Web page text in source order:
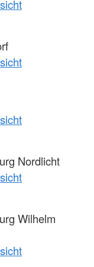
Nordlicht
Wilhelm